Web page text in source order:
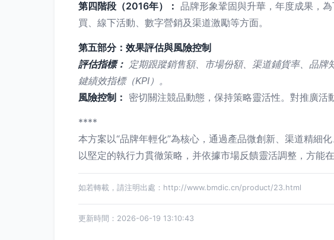
第四階段（2016年）： 品牌形象鞏固與升華，年度成果，
買、線下活動、數字營銷及渠道激勵等方面。
第五部分：效果評估與風險控制
評估指標： 定期跟蹤銷售額、市場份額、渠道鋪貨率、品
鍵績效指標（KPI）。
風險控制： 密切關注競品動態，保持策略靈活性。對推廣活
****
本方案以“品牌年輕化”為核心，通過產品微創新、渠道精細
以堅定的執行力貫徹策略，并依據市場反饋靈活調整，方能
如若轉載，請注明出處：http://www.bmdic.cn/product/23.html
更新時間：2026-06-19 13:10:43